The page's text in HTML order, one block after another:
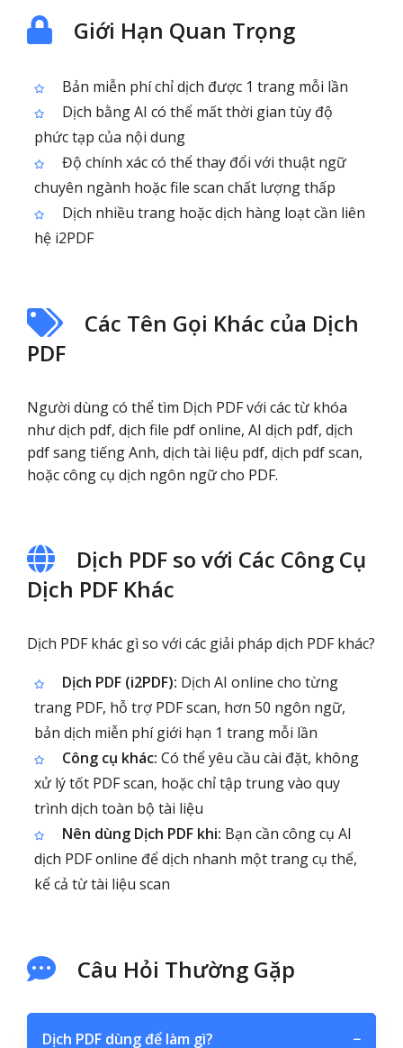
Giới Hạn Quan Trọng
Bản miễn phí chỉ dịch được 1 trang mỗi lần
Dịch bằng AI có thể mất thời gian tùy độ
phức tạp của nội dung
Độ chính xác có thể thay đổi với thuật ngữ
chuyên ngành hoặc file scan chất lượng thấp
Dịch nhiều trang hoặc dịch hàng loạt cần liên
hệ i2PDF
Các Tên Gọi Khác của Dịch
PDF
Người dùng có thể tìm Dịch PDF với các từ khóa
như dịch pdf, dịch file pdf online, AI dịch pdf, dịch
pdf sang tiếng Anh, dịch tài liệu pdf, dịch pdf scan,
hoặc công cụ dịch ngôn ngữ cho PDF.
Dịch PDF so với Các Công Cụ
Dịch PDF Khác
Dịch PDF khác gì so với các giải pháp dịch PDF khác?
Dịch PDF (i2PDF): Dịch AI online cho từng
trang PDF, hỗ trợ PDF scan, hơn 50 ngôn ngữ,
bản dịch miễn phí giới hạn 1 trang mỗi lần
Công cụ khác: Có thể yêu cầu cài đặt, không
xử lý tốt PDF scan, hoặc chỉ tập trung vào quy
trình dịch toàn bộ tài liệu
Nên dùng Dịch PDF khi: Bạn cần công cụ AI
dịch PDF online để dịch nhanh một trang cụ thể,
kể cả từ tài liệu scan
Câu Hỏi Thường Gặp
Dịch PDF dùng để làm gì? −